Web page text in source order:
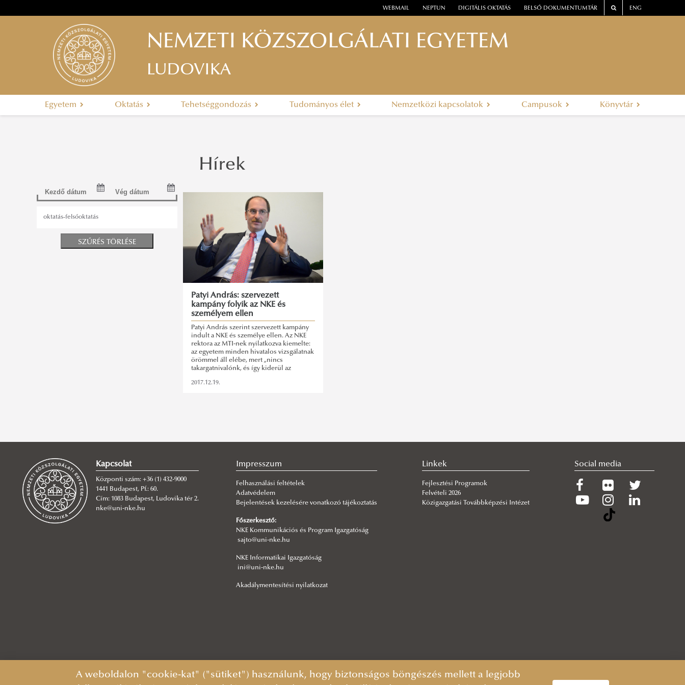
WEBMAIL NEPTUN DIGITÁLIS OKTATÁS BELSŐ DOKUMENTUMTÁR ENG
NEMZETI KÖZSZOLGÁLATI EGYETEM
LUDOVIKA
Egyetem Oktatás Tehetséggondozás Tudományos élet Nemzetközi kapcsolatok Campusok Könyvtár
oktatás-felsőoktatás
SZŰRÉS TÖRLÉSE
Hírek
Patyi András: szervezett
kampány folyik az NKE és
személyem ellen
Patyi András szerint szervezett kampány
indult a NKE és személye ellen. Az NKE
rektora az MTI-nek nyilatkozva kiemelte:
az egyetem minden hivatalos vizsgálatnak
örömmel áll elébe, mert „nincs
takargatnivalónk, és így kiderül az
2017.12.19.
Kapcsolat
Központi szám: +36 (1) 432-9000
1441 Budapest, Pf.: 60.
Cím: 1083 Budapest, Ludovika tér 2.
nke@uni-nke.hu
Impresszum
Felhasználási feltételek
Adatvédelem
Bejelentések kezelésére vonatkozó tájékoztatás
Főszerkesztő:
NKE Kommunikációs és Program Igazgatóság
sajto@uni-nke.hu
NKE Informatikai Igazgatóság
ini@uni-nke.hu
Akadálymentesítési nyilatkozat
Linkek
Fejlesztési Programok
Felvételi 2026
Közigazgatási Továbbképzési Intézet
Social media
A weboldalon "cookie-kat" ("sütiket") használunk, hogy biztonságos böngészés mellett a legjobb